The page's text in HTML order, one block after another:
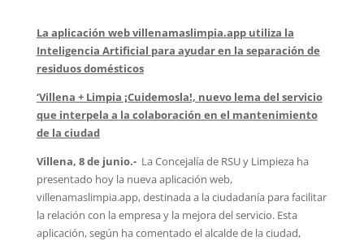
La aplicación web villenamaslimpia.app utiliza la
Inteligencia Artificial para ayudar en la separación de
residuos domésticos
‘Villena + Limpia ¡Cuidemosla!, nuevo lema del servicio
que interpela a la colaboración en el mantenimiento
de la ciudad
Villena, 8 de junio.- La Concejalía de RSU y Limpieza ha
presentado hoy la nueva aplicación web,
villenamaslimpia.app, destinada a la ciudadanía para facilitar
la relación con la empresa y la mejora del servicio. Esta
aplicación, según ha comentado el alcalde de la ciudad,